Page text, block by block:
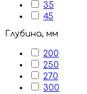
35
45
Глубина, мм
200
250
270
300